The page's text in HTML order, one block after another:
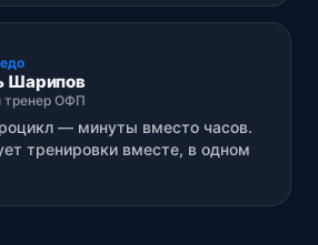
Шарипов
тренер ОФП
— минуты вместо часов.
тренировки вместе, в одном